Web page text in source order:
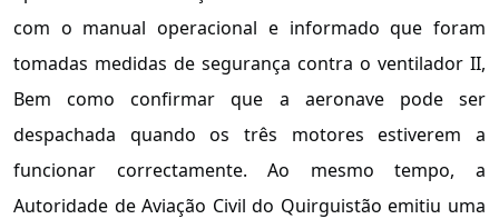
com o manual operacional e informado que foram
tomadas medidas de segurança contra o ventilador II,
Bem como confirmar que a aeronave pode ser
despachada quando os três motores estiverem a
funcionar correctamente. Ao mesmo tempo, a
Autoridade de Aviação Civil do Quirguistão emitiu uma